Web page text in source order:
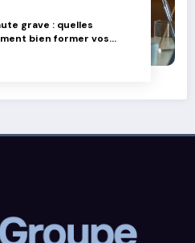
grave : quelles
bien former vos